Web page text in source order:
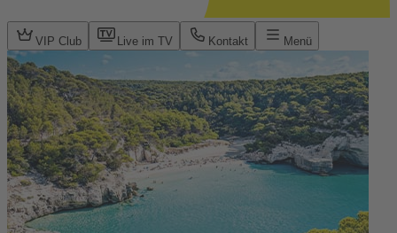
VIP Club Live im TV Kontakt Menü